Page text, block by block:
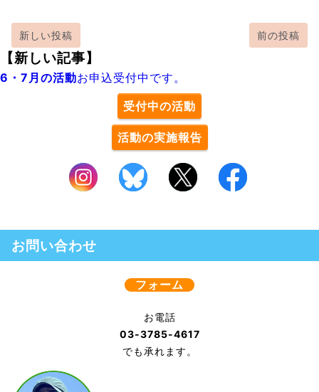
新しい投稿 前の投稿
【新しい記事】
6・7月の活動お申込受付中です。
受付中の活動
活動の実施報告
お問い合わせ
フォーム
お電話
03-3785-4617
でも承れます。